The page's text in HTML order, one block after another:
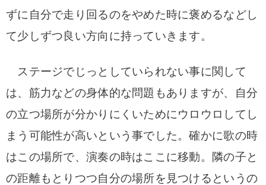
ずに自分で走り回るのをやめた時に褒めるなどし
て少しずつ良い方向に持っていきます。
ステージでじっとしていられない事に関して
は、筋力などの身体的な問題もありますが、自分
の立つ場所が分かりにくいためにウロウロしてし
まう可能性が高いという事でした。確かに歌の時
はこの場所で、演奏の時はここに移動。隣の子と
の距離もとりつつ自分の場所を見つけるというの